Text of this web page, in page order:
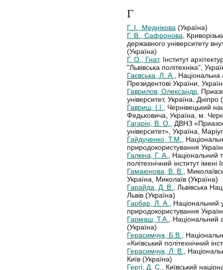
Г
Г. І., Меднікова (Україна)
Г. В., Сафронова ,
державного університету
(Україна)
Г. О., Гнат, Інститут
"Львівська політехніка",
Гаєвська, Л. А.
,
Президентові України,
Гаврилов, Олександр,
університет, Україна, Дніпро
Гавриш, І.І.
, Чернівецький
Федьковича, Україна, м.
Гагарін, В. О.
, ДВНЗ
університет», Україна,
Гайдученко, Т.М.
,
природокористування
Галкіна, Г. А.
, Національний
політехнічний інститут
Гамаюнова, В. В.
,
Україна, Миколаїв (Україна)
Гарайда, Д. В.
, Львівська
Львів (Україна)
Гарбар, Л. А.
, Національний
природокористування
Гармаш, Т.А.
, Національний
(Україна)
Герасимчук, Б.В.
,
«Київський політехнічний
Герасимчук, Л. В.
,
Київ (Україна)
Гергі, Д. С.
, Київський